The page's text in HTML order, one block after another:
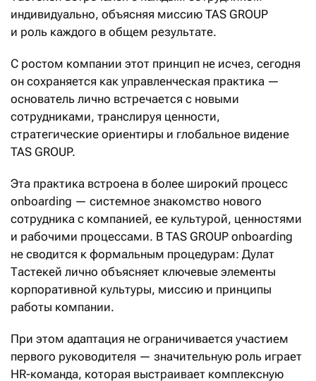
индивидуально, объясняя миссию TAS GROUP
и роль каждого в общем результате.
С ростом компании этот принцип не исчез, сегодня
он сохраняется как управленческая практика —
основатель лично встречается с новыми
сотрудниками, транслируя ценности,
стратегические ориентиры и глобальное видение
TAS GROUP.
Эта практика встроена в более широкий процесс
onboarding — сис­темное знакомство нового
сотрудника с компанией, ее культурой, ценностями
и рабочими процессами. В TAS GROUP onboarding
не сводится к формальным про­цедурам: Дулат
Тастекей лично объясняет ключевые элементы
корпоративной культуры, миссию и принципы
работы компании.
При этом адаптация не ограничивается участием
первого руководителя — значительную роль играет
HR-команда, которая выстраивает комплексную